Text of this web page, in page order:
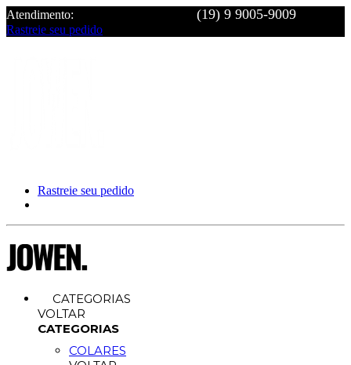
Atendimento:
Rastreie seu pedido
Rastreie seu pedido
CATEGORIAS
VOLTAR
CATEGORIAS
COLARES